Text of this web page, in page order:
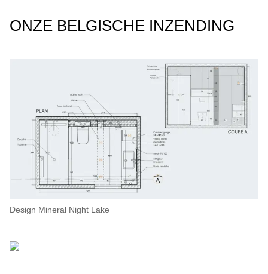
ONZE BELGISCHE INZENDING
Design Mineral Night Lake